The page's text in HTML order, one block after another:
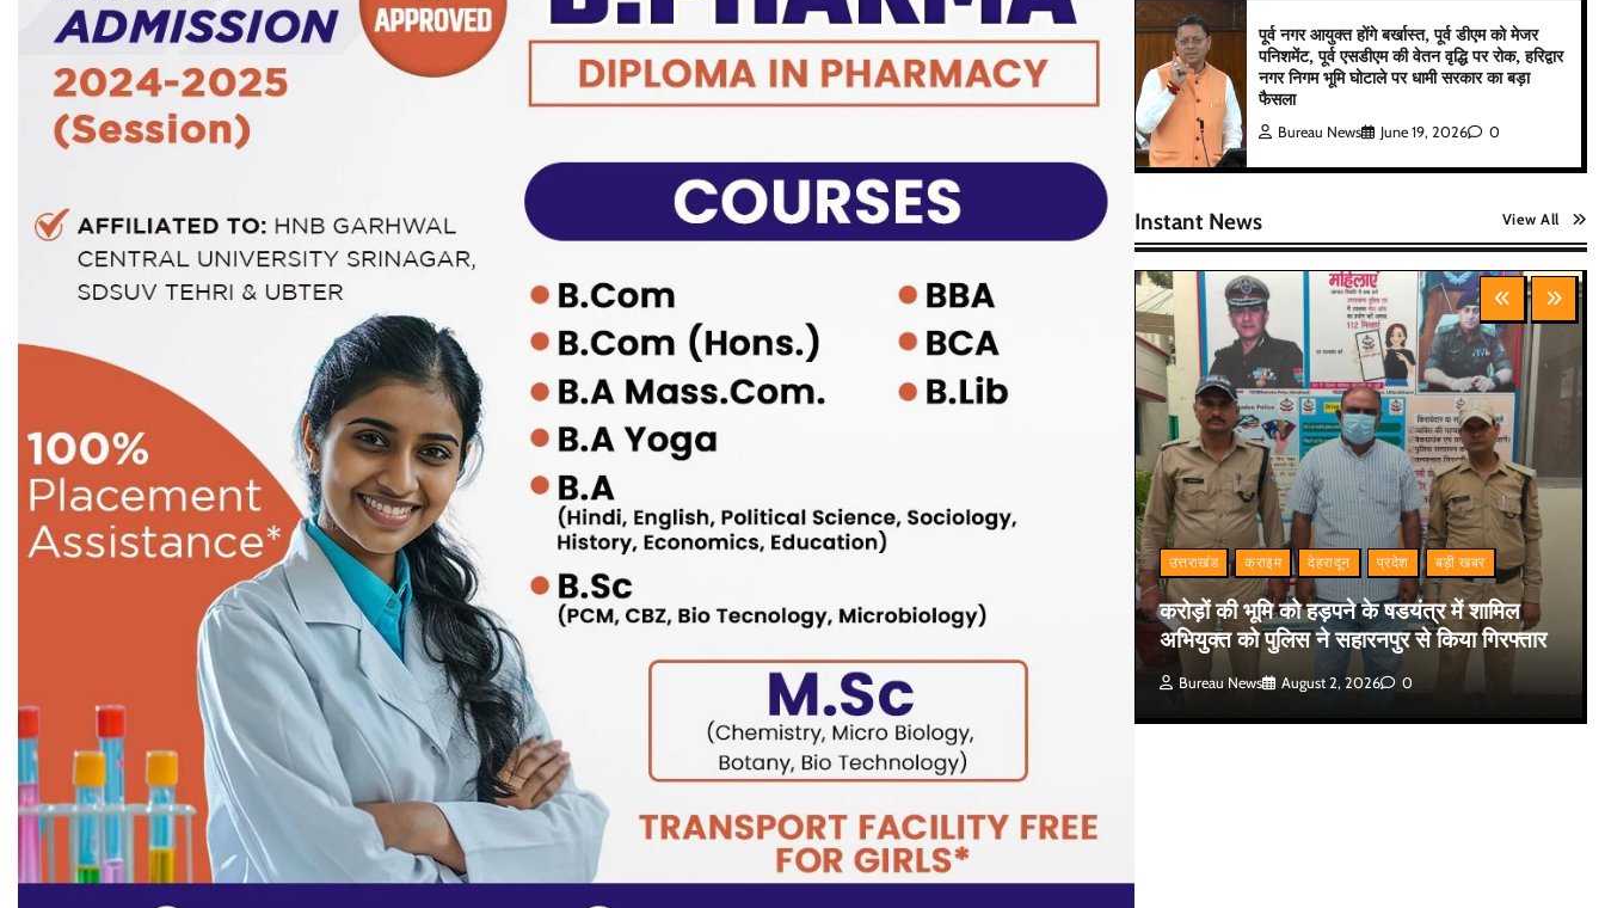
पूर्व नगर आयुक्त होंगे बर्खास्त, पूर्व डीएम को मेजर
पनिशमेंट, पूर्व एसडीएम की वेतन वृद्धि पर रोक, हरिद्वार
नगर निगम भूमि घोटाले पर धामी सरकार का बड़ा
फैसला
Bureau News June 19, 2026 0
Instant News View All
उत्तराखंड प्रदेश बड़ी खबर
56 समस्याएं की गई दर्ज, 32 समस्याओं का किया
गया मौके पर निस्तारण
Bureau News July 28, 2026
उत्तराखंड क्राइम देहरादून प्रदेश बड़ी खबर
करोड़ों की भूमि को हड़पने के षडयंत्र में शामिल
अभियुक्त को पुलिस ने सहारनपुर से किया गिरफ्तार
Bureau News August 2, 2026 0